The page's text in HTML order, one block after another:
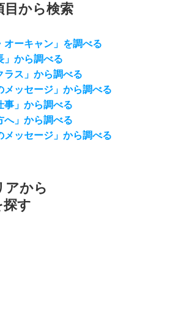
目から検索
オーキャン」を調べる
」から調べる
ラス」から調べる
メッセージ」から調べる
事」から調べる
へ」から調べる
メッセージ」から調べる
アから
探す